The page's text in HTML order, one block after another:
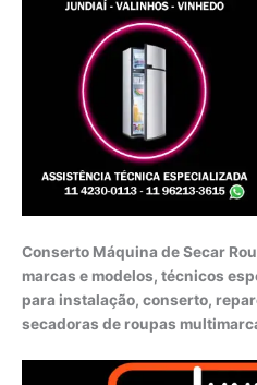
Conserto Máquina de Secar
marcas e modelos, técnicos
para instalação, conserto,
secadoras de roupas